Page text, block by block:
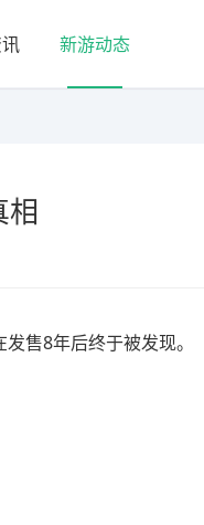
新游动态
相
售8年后终于被发现。